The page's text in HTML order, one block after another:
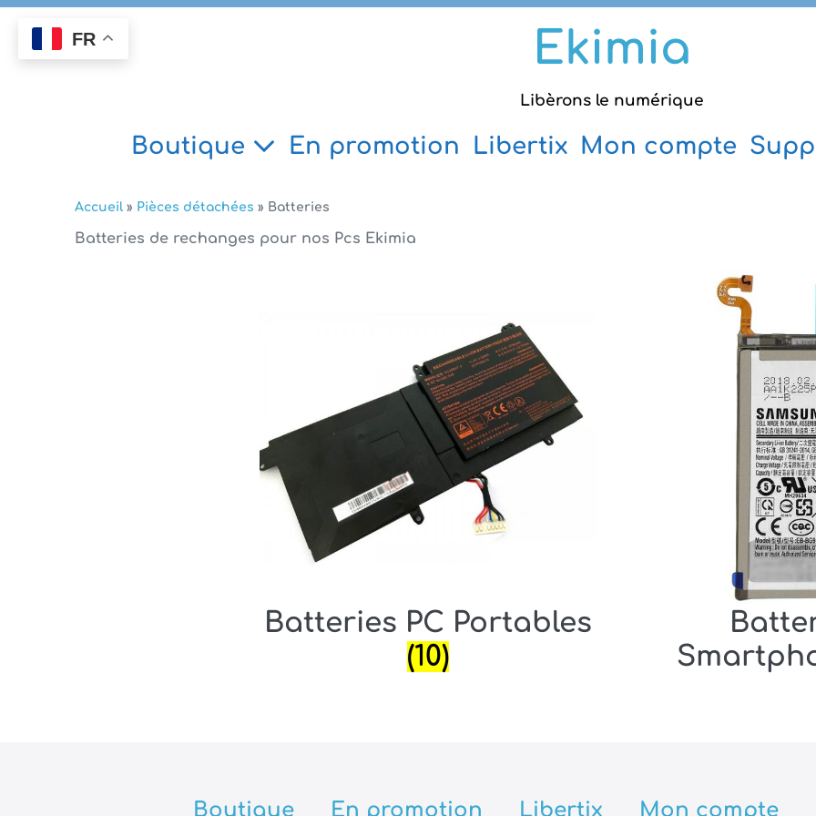
Aller
contenu
Ekimia
Libèrons le numérique
Boutique En promotion Libertix Mon compte
Accueil » Pièces détachées » Batteries
Batteries de rechanges pour nos Pcs Ekimia
Batteries PC Portables
(10)
Boutique En promotion Libertix Mon compte
FR